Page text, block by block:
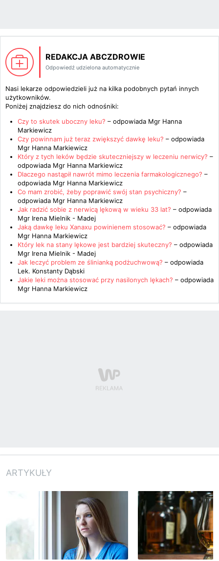
REDAKCJA ABCZDROWIE
Odpowiedź udzielona automatycznie
Nasi lekarze odpowiedzieli już na kilka podobnych pytań innych
użytkowników.
Poniżej znajdziesz do nich odnośniki:
Czy to skutek uboczny leku? – odpowiada Mgr Hanna
Markiewicz
Czy powinnam już teraz zwiększyć dawkę leku? – odpowiada
Mgr Hanna Markiewicz
Który z tych leków będzie skuteczniejszy w leczeniu nerwicy? –
odpowiada Mgr Hanna Markiewicz
Dlaczego nastąpił nawrót mimo leczenia farmakologicznego? –
odpowiada Mgr Hanna Markiewicz
Co mam zrobić, żeby poprawić swój stan psychiczny? –
odpowiada Mgr Hanna Markiewicz
Jak radzić sobie z nerwicą lękową w wieku 33 lat? – odpowiada
Mgr Irena Mielnik - Madej
Jaką dawkę leku Xanaxu powinienem stosować? – odpowiada
Mgr Hanna Markiewicz
Który lek na stany lękowe jest bardziej skuteczny? – odpowiada
Mgr Irena Mielnik - Madej
Jak leczyć problem ze ślinianką podżuchwową? – odpowiada
Lek. Konstanty Dąbski
Jakie leki można stosować przy nasilonych lękach? – odpowiada
Mgr Hanna Markiewicz
ARTYKUŁY